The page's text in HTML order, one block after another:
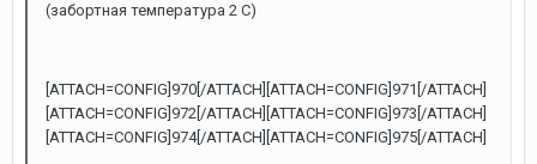
(забортная температура 2 С)
[ATTACH=CONFIG]970[/ATTACH][ATTACH=CONFIG]971[/ATTACH]
[ATTACH=CONFIG]972[/ATTACH][ATTACH=CONFIG]973[/ATTACH]
[ATTACH=CONFIG]974[/ATTACH][ATTACH=CONFIG]975[/ATTACH]